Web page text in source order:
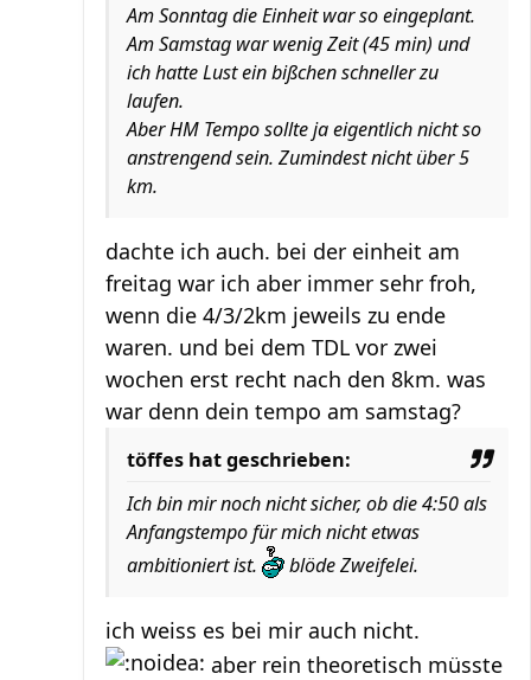
Am Sonntag die Einheit war so eingeplant.
Am Samstag war wenig Zeit (45 min) und
ich hatte Lust ein bißchen schneller zu
laufen.
Aber HM Tempo sollte ja eigentlich nicht so
anstrengend sein. Zumindest nicht über 5
km.
dachte ich auch. bei der einheit am
freitag war ich aber immer sehr froh,
wenn die 4/3/2km jeweils zu ende
waren. und bei dem TDL vor zwei
wochen erst recht nach den 8km. was
war denn dein tempo am samstag?
töffes hat geschrieben:
Ich bin mir noch nicht sicher, ob die 4:50 als
Anfangstempo für mich nicht etwas
ambitioniert ist.
blöde Zweifelei.
ich weiss es bei mir auch nicht.
aber rein theoretisch müsste